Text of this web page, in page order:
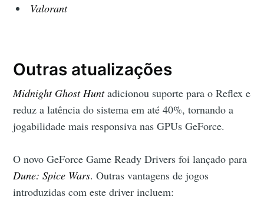
Valorant
Outras atualizações
Midnight Ghost Huntadicionou suporte para o Reflex e
reduz a latência do sistema em até 40%, tornando a
jogabilidade mais responsiva nas GPUs GeForce.
O novo GeForce Game Ready Drivers foi lançado para
Dune: Spice Wars. Outras vantagens de jogos
introduzidas com este driver incluem: